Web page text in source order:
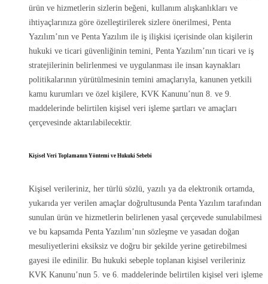
ürün ve hizmetlerin sizlerin beğeni, kullanım alışkanlıkları ve
ihtiyaçlarınıza göre özelleştirilerek sizlere önerilmesi, Penta
Yazılım’nın ve Penta Yazılım ile iş ilişkisi içerisinde olan kişilerin
hukuki ve ticari güvenliğinin temini, Penta Yazılım’nın ticari ve iş
stratejilerinin belirlenmesi ve uygulanması ile insan kaynakları
politikalarının yürütülmesinin temini amaçlarıyla, kanunen yetkili
kamu kurumları ve özel kişilere, KVK Kanunu’nun 8. ve 9.
maddelerinde belirtilen kişisel veri işleme şartları ve amaçları
çerçevesinde aktarılabilecektir.
Kişisel Veri Toplamanın Yöntemi ve Hukuki Sebebi
Kişisel verileriniz, her türlü sözlü, yazılı ya da elektronik ortamda,
yukarıda yer verilen amaçlar doğrultusunda Penta Yazılım tarafından
sunulan ürün ve hizmetlerin belirlenen yasal çerçevede sunulabilmesi
ve bu kapsamda Penta Yazılım’nın sözleşme ve yasadan doğan
mesuliyetlerini eksiksiz ve doğru bir şekilde yerine getirebilmesi
gayesi ile edinilir. Bu hukuki sebeple toplanan kişisel verileriniz
KVK Kanunu’nun 5. ve 6. maddelerinde belirtilen kişisel veri işleme